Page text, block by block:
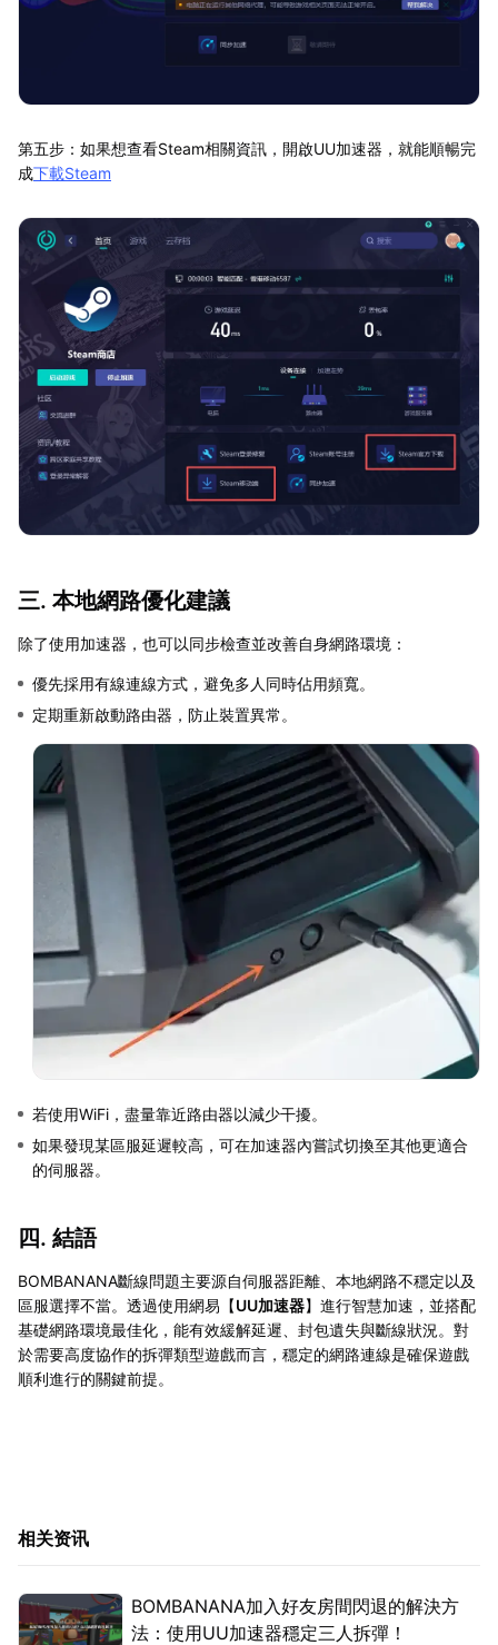
第五步：如果想查看Steam相關資訊，開啟UU加速器，就能順暢完
成下載Steam
三. 本地網路優化建議
除了使用加速器，也可以同步檢查並改善自身網路環境：
優先採用有線連線方式，避免多人同時佔用頻寬。
定期重新啟動路由器，防止裝置異常。
若使用WiFi，盡量靠近路由器以減少干擾。
如果發現某區服延遲較高，可在加速器內嘗試切換至其他更適合
的伺服器。
四. 結語
BOMBANANA斷線問題主要源自伺服器距離、本地網路不穩定以及
區服選擇不當。透過使用網易【UU加速器】進行智慧加速，並搭配
基礎網路環境最佳化，能有效緩解延遲、封包遺失與斷線狀況。對
於需要高度協作的拆彈類型遊戲而言，穩定的網路連線是確保遊戲
順利進行的關鍵前提。
相关资讯
BOMBANANA加入好友房間閃退的解決方
法：使用UU加速器穩定三人拆彈！